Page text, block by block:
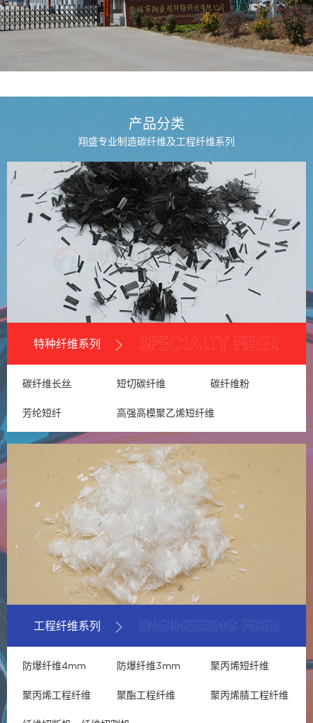
产品分类
翔盛专业制造碳纤维及工程纤维系列
特种纤维系列
碳纤维长丝 短切碳纤维 碳纤维粉
芳纶短纤 高强高模聚乙烯短纤维
工程纤维系列
防爆纤维4mm 防爆纤维3mm 聚丙烯短纤维
聚丙烯工程纤维 聚酯工程纤维 聚丙烯腈工程纤维